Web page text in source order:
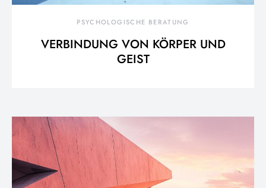
PSYCHOLOGISCHE BERATUNG
VERBINDUNG VON KÖRPER UND
GEIST